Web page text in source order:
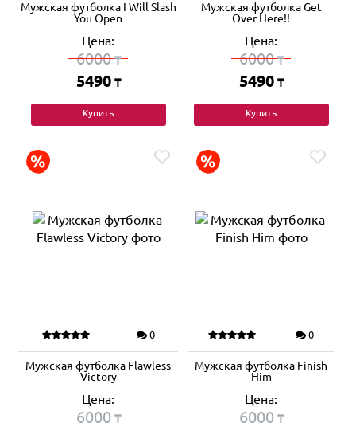
Мужская футболка I Will Slash
You Open
Цена:
6000₸
5490 ₸
Купить
Мужская футболка Get
Over Here!!
Цена:
6000₸
5490 ₸
Купить
0
Мужская футболка Flawless
Victory
Цена:
6000₸
0
Мужская футболка Finish
Him
Цена:
6000₸